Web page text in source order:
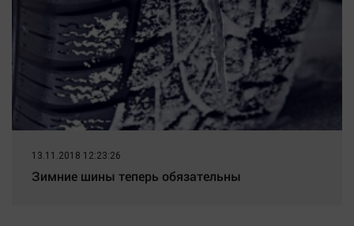
Тенденции
Точка на карте
13.11.2018 12:23:26
Зимние шины теперь обязательны